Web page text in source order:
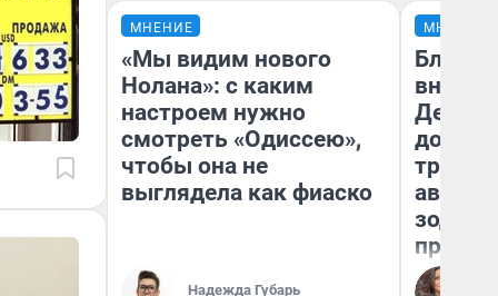
МНЕНИЕ
«Мы видим нового
Нолана»: с каким
настроем нужно
смотреть «Одиссею»,
чтобы она не
выглядела как фиаско
Надежда Губарь
МНЕНИЕ
Девам
траты:
август